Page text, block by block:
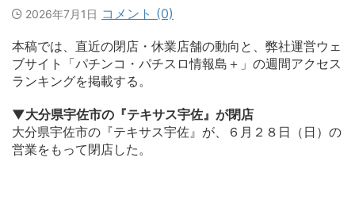
2026年7月1日 コメント (0)
本稿では、直近の閉店・休業店舗の動向と、弊社運営ウェ
ブサイト「パチンコ・パチスロ情報島＋」の週間アクセス
ランキングを掲載する。
▼大分県宇佐市の『テキサス宇佐』が閉店
大分県宇佐市の『テキサス宇佐』が、６月２８日（日）の
営業をもって閉店した。